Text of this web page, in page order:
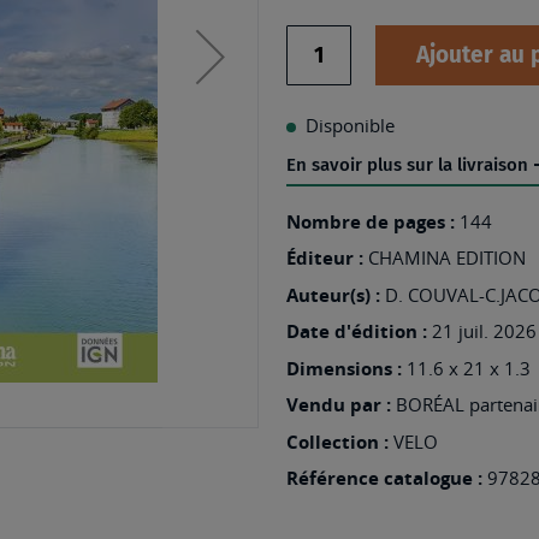
Ajouter au
Disponible
En savoir plus sur la livraison
Nombre de pages : 144
Éditeur : CHAMINA EDITION
Auteur(s) : D. COUVAL-
Date d'édition : 21 juil. 2026
Dimensions : 11.6 x 21 x 1.3
Vendu par : BORÉAL
Collection : VELO
Référence catalogue :